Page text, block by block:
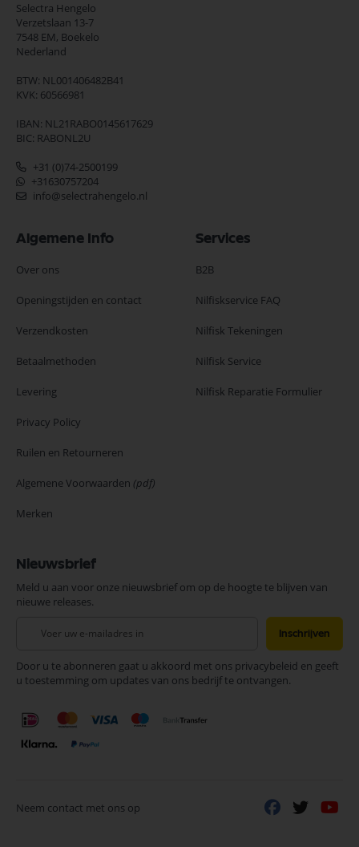
Selectra Hengelo
Verzetslaan 13-7
7548 EM, Boekelo
Nederland
BTW: NL001406482B41
KVK: 60566981
IBAN: NL21RABO0145617629
BIC: RABONL2U
+31 (0)74-2500199
+31630757204
info@selectrahengelo.nl
Algemene Info
Over ons
Openingstijden en contact
Verzendkosten
Betaalmethoden
Levering
Privacy Policy
Ruilen en Retourneren
Algemene Voorwaarden (pdf)
Merken
Services
B2B
Nilfiskservice FAQ
Nilfisk Tekeningen
Nilfisk Service
Nilfisk Reparatie Formulier
Nieuwsbrief
Meld u aan voor onze nieuwsbrief om op de hoogte te blijven van
nieuwe releases.
onze
nieuwsbrief
Inschrijven
Door u te abonneren gaat u akkoord met ons privacybeleid en geeft
u toestemming om updates van ons bedrijf te ontvangen.
Neem contact met ons op